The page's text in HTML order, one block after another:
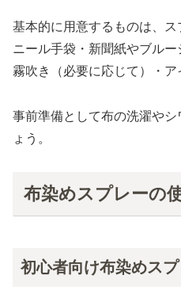
基本的に用意するものは、
ニール手袋・新聞紙やブル
霧吹き（必要に応じて）・ア
事前準備として布の洗濯や
ょう。
布染めスプレーの
初心者向け布染めス